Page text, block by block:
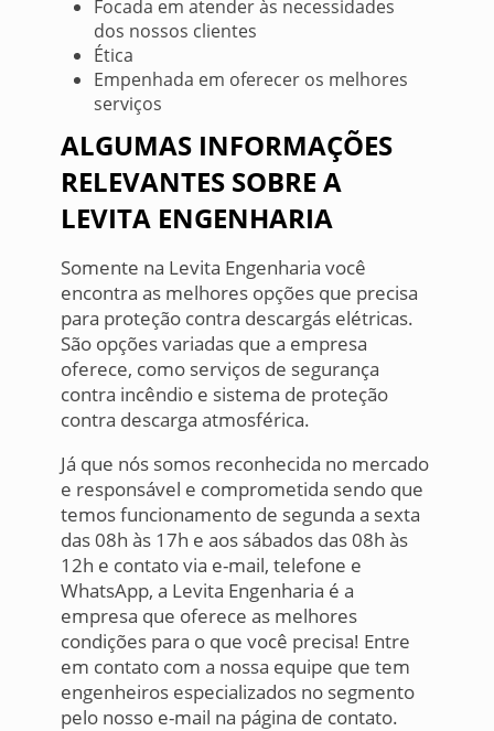
Focada em atender às necessidades
dos nossos clientes
Ética
Empenhada em oferecer os melhores
serviços
ALGUMAS INFORMAÇÕES
RELEVANTES SOBRE A
LEVITA ENGENHARIA
Somente na Levita Engenharia você
encontra as melhores opções que precisa
para proteção contra descargás elétricas.
São opções variadas que a empresa
oferece, como serviços de segurança
contra incêndio e sistema de proteção
contra descarga atmosférica.
Já que nós somos reconhecida no mercado
e responsável e comprometida sendo que
temos funcionamento de segunda a sexta
das 08h às 17h e aos sábados das 08h às
12h e contato via e-mail, telefone e
WhatsApp, a Levita Engenharia é a
empresa que oferece as melhores
condições para o que você precisa! Entre
em contato com a nossa equipe que tem
engenheiros especializados no segmento
pelo nosso e-mail na página de contato.